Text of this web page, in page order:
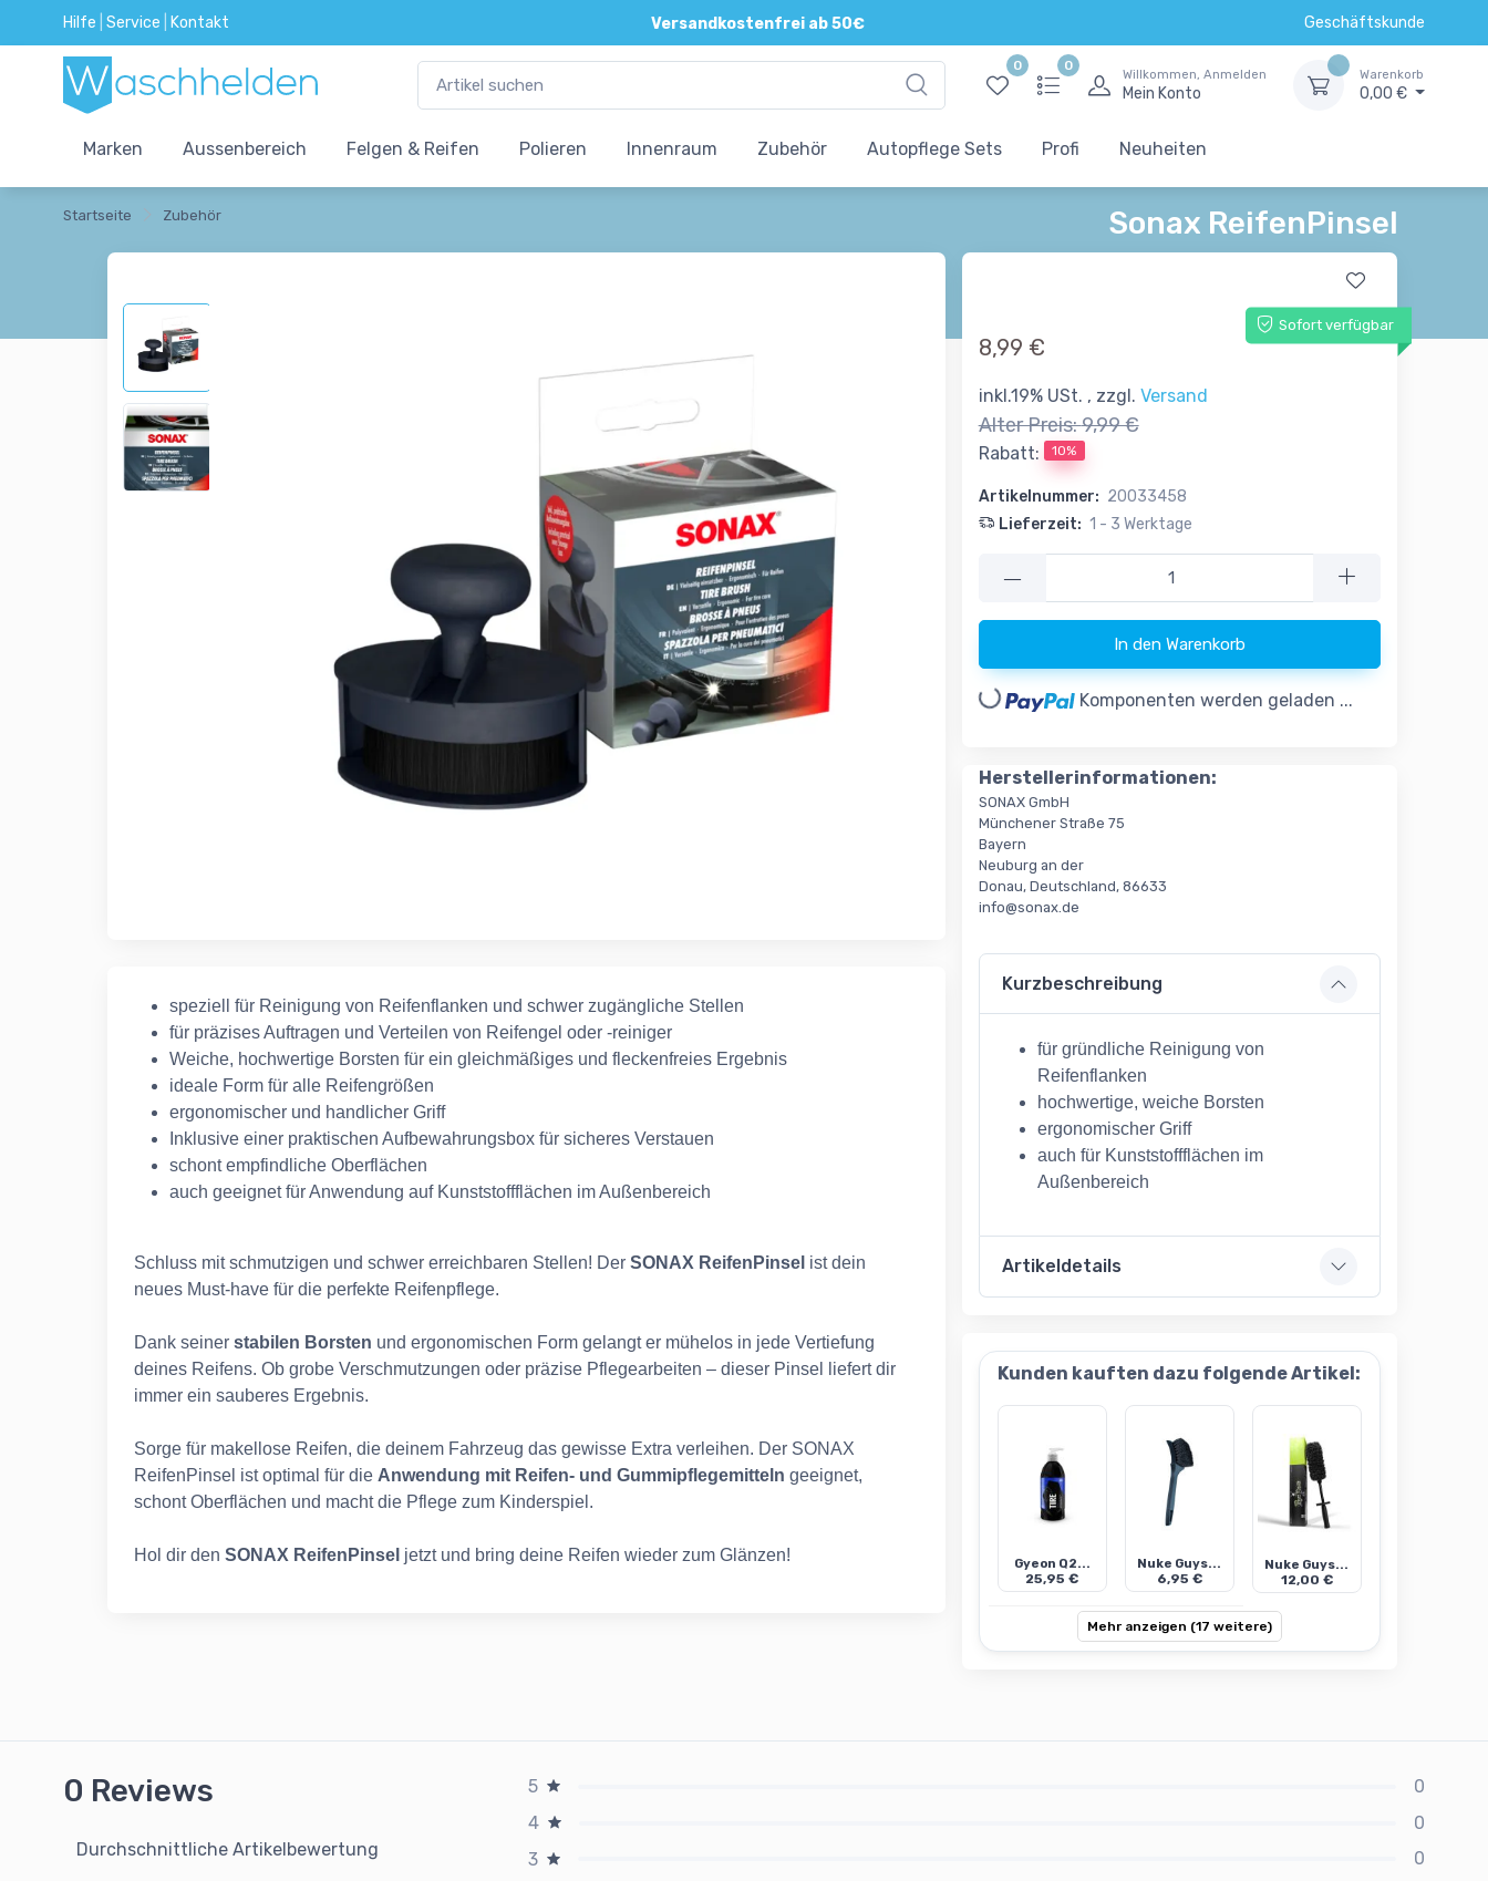
Hilfe Service Kontakt Versandkostenfrei ab 50€ Geschäftskunde
0 0
Willkommen, Anmelden
Mein Konto
Warenkorb
0,00 €
Marken Aussenbereich Felgen & Reifen Polieren Innenraum Zubehör Autopflege Sets Profi Neuheiten
Startseite Zubehör Sonax ReifenPinsel
speziell für Reinigung von Reifenflanken und schwer zugängliche Stellen
für präzises Auftragen und Verteilen von Reifengel oder -reiniger
Weiche, hochwertige Borsten für ein gleichmäßiges und fleckenfreies Ergebnis
ideale Form für alle Reifengrößen
ergonomischer und handlicher Griff
Inklusive einer praktischen Aufbewahrungsbox für sicheres Verstauen
schont empfindliche Oberflächen
auch geeignet für Anwendung auf Kunststoffflächen im Außenbereich
Schluss mit schmutzigen und schwer erreichbaren Stellen! Der SONAX ReifenPinsel ist dein
neues Must-have für die perfekte Reifenpflege.
Dank seiner stabilen Borsten und ergonomischen Form gelangt er mühelos in jede Vertiefung
deines Reifens. Ob grobe Verschmutzungen oder präzise Pflegearbeiten – dieser Pinsel liefert dir
immer ein sauberes Ergebnis.
Sorge für makellose Reifen, die deinem Fahrzeug das gewisse Extra verleihen. Der SONAX
ReifenPinsel ist optimal für die Anwendung mit Reifen- und Gummipflegemitteln geeignet,
schont Oberflächen und macht die Pflege zum Kinderspiel.
Hol dir den SONAX ReifenPinsel jetzt und bring deine Reifen wieder zum Glänzen!
Sofort verfügbar
8,99 €
inkl.19% USt. , zzgl. Versand
Alter Preis:9,99 €
Rabatt: 10%
Artikelnummer: 20033458
Lieferzeit: 1 - 3 Werktage
—
In den Warenkorb
Loading... Komponenten werden geladen ...
Herstellerinformationen:
SONAX GmbH
Münchener Straße 75
Bayern
Neuburg an der
Donau, Deutschland, 86633
info@sonax.de
Kurzbeschreibung
für gründliche Reinigung von
Reifenflanken
hochwertige, weiche Borsten
ergonomischer Griff
auch für Kunststoffflächen im
Außenbereich
Artikeldetails
Kunden kauften dazu folgende Artikel:
Gyeon Q2...
25,95 €
Nuke Guys...
6,95 €
Nuke Guys...
12,00 €
Mehr anzeigen (17 weitere)
0 Reviews
Durchschnittliche Artikelbewertung
5
0
4
0
3
0